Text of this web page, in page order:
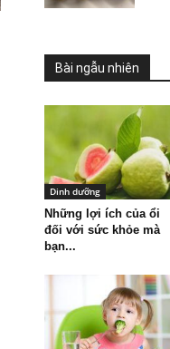
Bài ngẫu nhiên
Dinh dưỡng
Những lợi ích của ổi
đối với sức khỏe mà
bạn...